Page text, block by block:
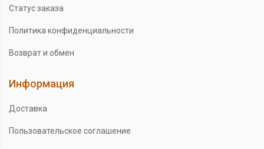
Статус заказа
Политика конфиденциальности
Возврат и обмен
Информация
Доставка
Пользовательское соглашение